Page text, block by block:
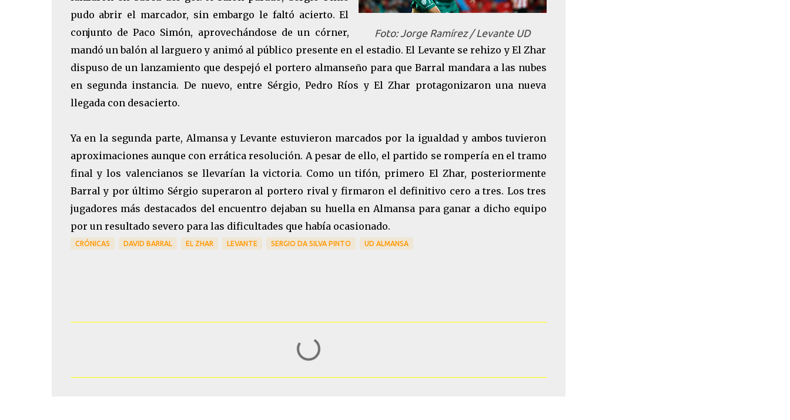
Foto: Jorge Ramírez / Levante UD
pudo abrir el marcador, sin embargo le faltó acierto. El
conjunto de Paco Simón, aprovechándose de un córner,
mandó un balón al larguero y animó al público presente en el estadio. El Levante se rehizo y El Zhar
dispuso de un lanzamiento que despejó el portero almanseño para que Barral mandara a las nubes
en segunda instancia. De nuevo, entre Sérgio, Pedro Ríos y El Zhar protagonizaron una nueva
llegada con desacierto.
Ya en la segunda parte, Almansa y Levante estuvieron marcados por la igualdad y ambos tuvieron
aproximaciones aunque con errática resolución. A pesar de ello, el partido se rompería en el tramo
final y los valencianos se llevarían la victoria. Como un tifón, primero El Zhar, posteriormente
Barral y por último Sérgio superaron al portero rival y firmaron el definitivo cero a tres. Los tres
jugadores más destacados del encuentro dejaban su huella en Almansa para ganar a dicho equipo
por un resultado severo para las dificultades que había ocasionado.
CRÓNICAS DAVID BARRAL EL ZHAR LEVANTE SERGIO DA SILVA PINTO UD ALMANSA